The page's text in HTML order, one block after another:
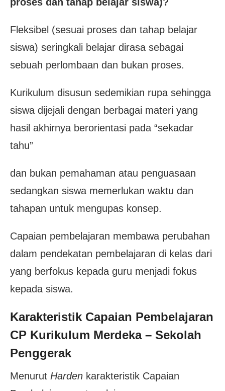
Fleksibel (sesuai proses dan tahap belajar
siswa) seringkali belajar dirasa sebagai
sebuah perlombaan dan bukan proses.
Kurikulum disusun sedemikian rupa sehingga
siswa dijejali dengan berbagai materi yang
hasil akhirnya berorientasi pada “sekadar
tahu”
dan bukan pemahaman atau penguasaan
sedangkan siswa memerlukan waktu dan
tahapan untuk mengupas konsep.
Capaian pembelajaran membawa perubahan
dalam pendekatan pembelajaran di kelas dari
yang berfokus kepada guru menjadi fokus
kepada siswa.
Karakteristik Capaian Pembelajaran
CP Kurikulum Merdeka – Sekolah
Penggerak
Menurut Harden karakteristik Capaian